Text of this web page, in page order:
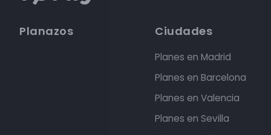
Planazos Ciudades
Planes en Madrid
Planes en Barcelona
Planes en Valencia
Planes en Sevilla